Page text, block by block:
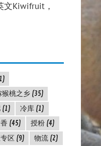
Kiwifruit，
猴桃之乡(35)
(1) 冷库 (1)
(45) 授粉 (4)
区(9) 物流 (2)